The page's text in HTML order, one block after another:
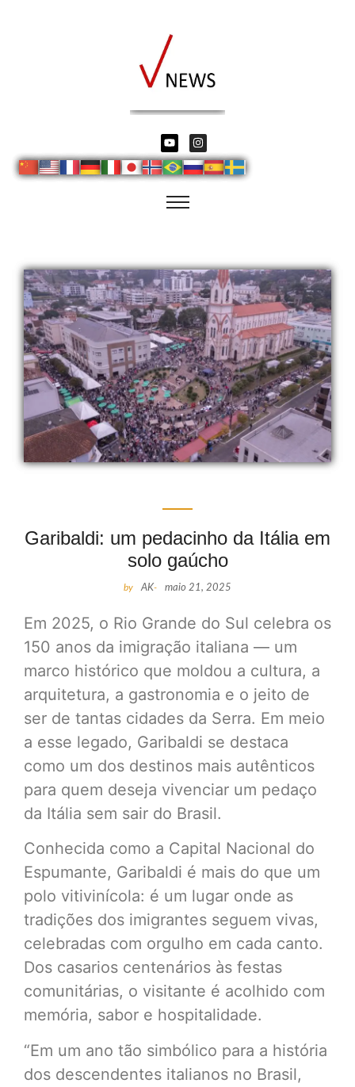
Garibaldi: um pedacinho da Itália em
solo gaúcho
by AK- maio 21, 2025
Em 2025, o Rio Grande do Sul celebra os
150 anos da imigração italiana — um
marco histórico que moldou a cultura, a
arquitetura, a gastronomia e o jeito de
ser de tantas cidades da Serra. Em meio
a esse legado, Garibaldi se destaca
como um dos destinos mais autênticos
para quem deseja vivenciar um pedaço
da Itália sem sair do Brasil.
Conhecida como a Capital Nacional do
Espumante, Garibaldi é mais do que um
polo vitivinícola: é um lugar onde as
tradições dos imigrantes seguem vivas,
celebradas com orgulho em cada canto.
Dos casarios centenários às festas
comunitárias, o visitante é acolhido com
memória, sabor e hospitalidade.
“Em um ano tão simbólico para a história
dos descendentes italianos no Brasil,